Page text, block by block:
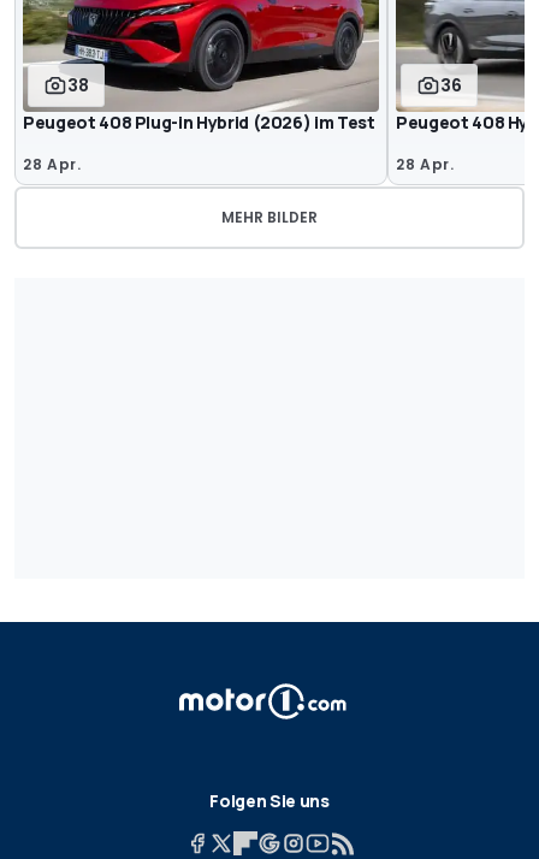
38
Peugeot 408 Plug-in Hybrid (2026) im Test
28 Apr.
36
Peugeot 408
28 Apr.
MEHR BILDER
Folgen Sie uns